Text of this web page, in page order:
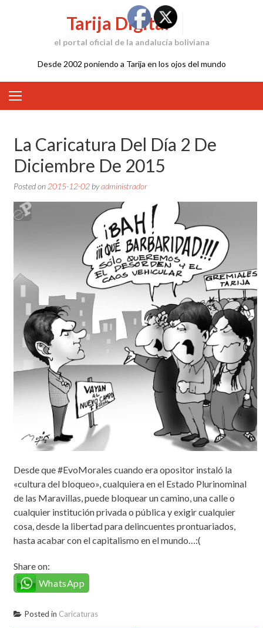
Tarija Digital
el portal oficial de la andalucía boliviana
Desde 2002 poniendo a Tarija en los ojos del mundo
La Caricatura Del Día 2 De
Diciembre De 2015
Posted on 2015-12-02byadministrador
Desde que #EvoMorales cuando era opositor instaló la
«cultura del bloqueo», cualquiera en el Estado Plurinominal
de las Maravillas, puede bloquear un camino, una calle o
cualquier institución privada o pública y exigir cualquier
cosa, desde la libertad para delincuentes prontuariados,
hasta acabar con el capitalismo en el mundo…:(
Share on:
WhatsApp
Posted in Caricaturas